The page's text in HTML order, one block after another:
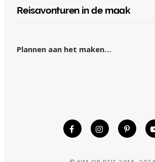
Reisavonturen in de maak
Plannen aan het maken…